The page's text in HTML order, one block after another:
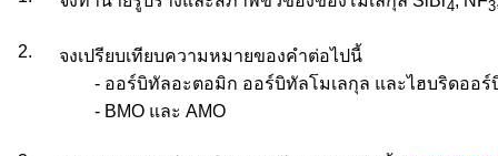
4 3
2.
จงเปรียบเทียบความหมายของคำต่อไปนี้
- ออร์บิทัลอะตอมิก ออร์บิทัลโมเลกุล และไฮบริดออร์
- BMO และ AMO